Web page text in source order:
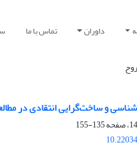
داوران تماس با ما
و ساخت‌گرایی انتقادی در
135-155